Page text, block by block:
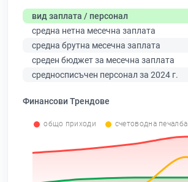
вид заплата / персонал
средна нетна месечна заплата
средна брутна месечна заплата
среден бюджет за месечна заплата
средносписъчен персонал за 2024 г.
Финансови Трендове
общо приходи счетоводна печалба